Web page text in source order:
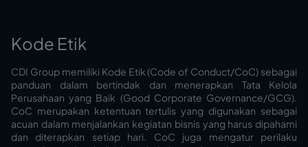
Kode Etik
CDI Group memiliki Kode Etik (Code of Conduct/CoC) sebagai
panduan dalam bertindak dan menerapkan Tata Kelola
Perusahaan yang Baik (Good Corporate Governance/GCG).
CoC merupakan ketentuan tertulis yang digunakan sebagai
acuan dalam menjalankan kegiatan bisnis yang harus dipahami
dan diterapkan setiap hari. CoC juga mengatur perilaku